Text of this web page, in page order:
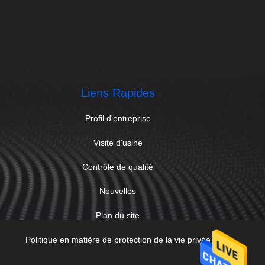
Liens Rapides
Profil d'entreprise
Visite d'usine
Contrôle de qualité
Nouvelles
Plan du site
Politique en matière de protection de la vie privée